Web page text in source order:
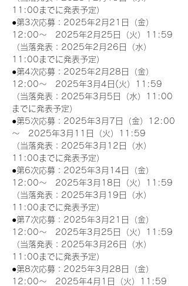
11:00までに発表予定）
●第3次応募：2025年2月21日（金）
12:00～　2025年2月25日（火）11:59
（当落発表：2025年2月26日（水）
11:00までに発表予定）
●第4次応募：2025年2月28日（金）
12:00～　2025年3月4日(火）11:59
（当落発表：2025年3月5日（水）11:00
までに発表予定）
●第5次応募：2025年3月7日（金）12:00
～　2025年3月11日（火）11:59
（当落発表：2025年3月12日（水）
11:00までに発表予定）
●第6次応募：2025年3月14日（金）
12:00～　2025年3月18日（火）11:59
（当落発表：2025年3月19日（水）
11:00までに発表予定）
●第7次応募：2025年3月21日（金）
12:00～　2025年3月25日（火）11:59
（当落発表：2025年3月26日（水）
11:00までに発表予定）
●第8次応募：2025年3月28日（金）
12:00～　2025年4月1日（火）11:59